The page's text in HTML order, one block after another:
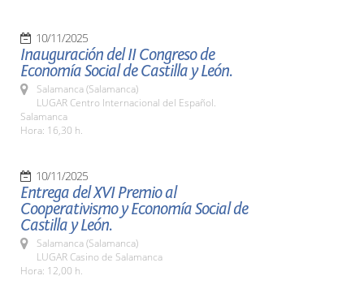
10/11/2025
Inauguración del II Congreso de
Economía Social de Castilla y León.
Salamanca (Salamanca)
LUGAR Centro Internacional del Español.
Salamanca
Hora: 16,30 h.
10/11/2025
Entrega del XVI Premio al
Cooperativismo y Economía Social de
Castilla y León.
Salamanca (Salamanca)
LUGAR Casino de Salamanca
Hora: 12,00 h.